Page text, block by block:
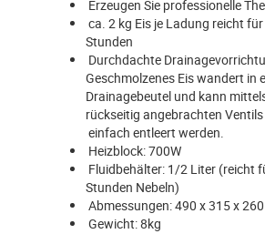
Erzeugen Sie professionelle
ca. 2 kg Eis je Ladung reicht
Stunden
Durchdachte
Geschmolzenes Eis wandert in
Drainagebeutel und kann
rückseitig angebrachten Ventils
einfach entleert werden.
Heizblock: 700W
Fluidbehälter: 1/2 Liter (reicht
Stunden Nebeln)
Abmessungen: 490 x 315 x
Gewicht: 8kg